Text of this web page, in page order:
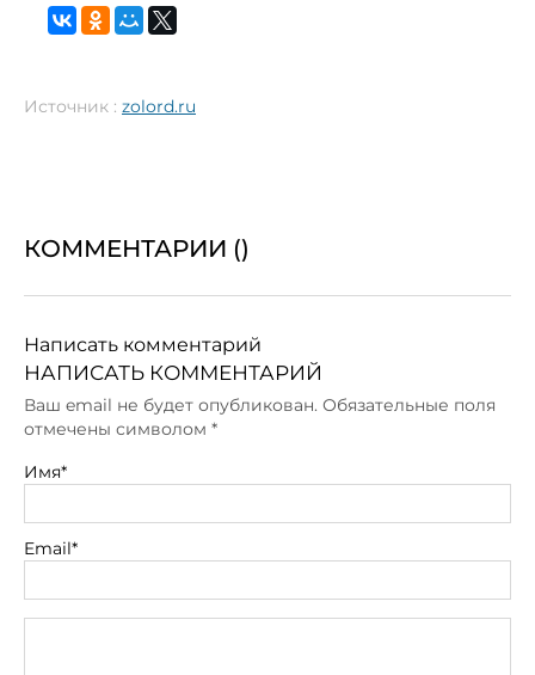
Источник : zolord.ru
КОММЕНТАРИИ ()
Написать комментарий
НАПИСАТЬ КОММЕНТАРИЙ
Ваш email не будет опубликован. Обязательные поля
отмечены символом *
Имя*
Email*